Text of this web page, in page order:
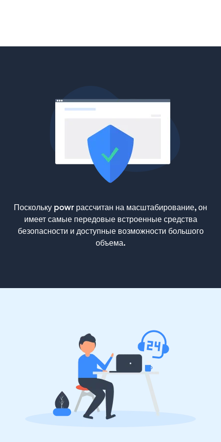
Поскольку powr рассчитан на масштабирование, он
имеет самые передовые встроенные средства
безопасности и доступные возможности большого
объема.